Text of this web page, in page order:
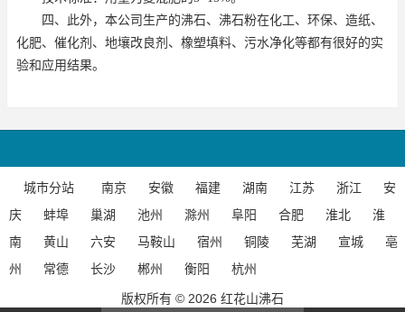
四、此外，本公司生产的沸石、沸石粉在化工、环保、造纸、
化肥、催化剂、地壤改良剂、橡塑填料、污水净化等都有很好的实
验和应用结果。
城市分站 南京 安徽 福建 湖南 江苏 浙江
安
庆
蚌埠 巢湖 池州 滁州 阜阳 合肥 淮北
淮
南
黄山 六安 马鞍山 宿州 铜陵 芜湖 宣城
亳
州
常德 长沙 郴州 衡阳 杭州
版权所有 © 2026 红花山沸石